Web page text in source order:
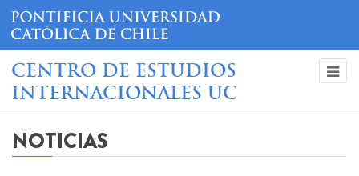
CENTRO DE ESTUDIOS
INTERNACIONALES UC
NOTICIAS